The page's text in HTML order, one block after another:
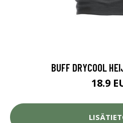
BUFF DRYCOOL
18.9